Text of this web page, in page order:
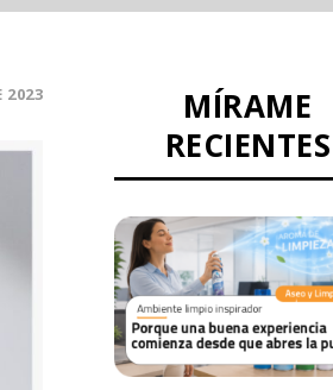
2023
MÍRAME
RECIENTES